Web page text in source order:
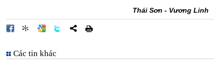
Thái Sơn - Vương Linh
Các tin khác